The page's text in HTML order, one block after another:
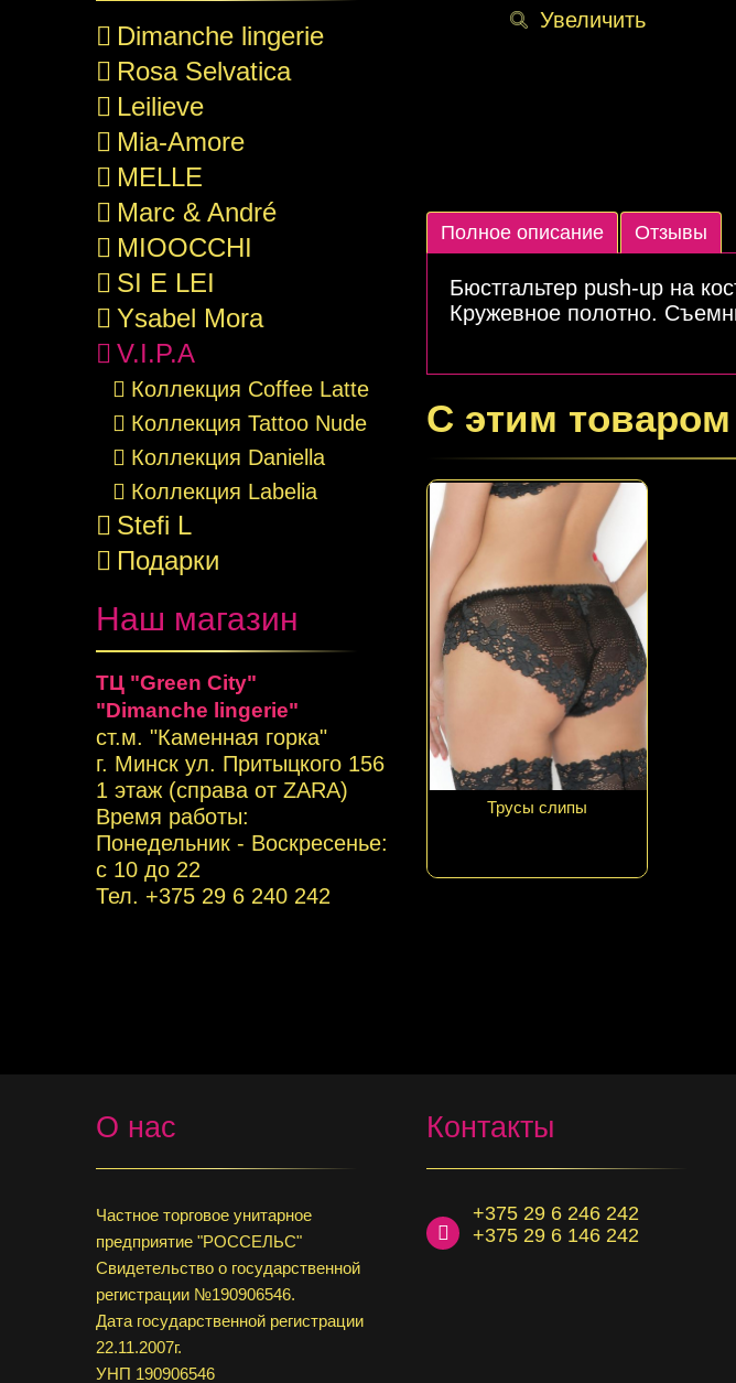
Dimanche lingerie
Rosa Selvatica
Leilieve
Mia-Amore
MELLE
Marc & André
MIOOCCHI
SI E LEI
Ysabel Mora
V.I.P.A
Коллекция Coffee Latte
Коллекция Tattoo Nude
Коллекция Daniella
Коллекция Labelia
Stefi L
Подарки
Наш магазин
ТЦ "Green City"
"Dimanche lingerie"
ст.м. "Каменная горка"
г. Минск ул. Притыцкого 156
1 этаж (справа от ZARA)
Время работы:
Понедельник - Воскресенье:
с 10 до 22
Тел. +375 29 6 240 242
Увеличить
Полное описание Отзывы
Бюстгальтер push-up на
Кружевное полотно.
С этим
Трусы слипы
Подробнее
О нас
Частное торговое унитарное
предприятие "РОССЕЛЬС"
Свидетельство о государственной
регистрации №190906546.
Дата государственной регистрации
22.11.2007г.
УНП 190906546
Контакты
+375 29 6 246 242
+375 29 6 146 242